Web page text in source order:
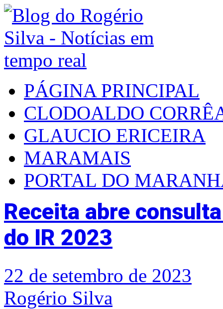
PÁGINA PRINCIPAL
CLODOALDO
GLAUCIO ERICEIRA
MARAMAIS
PORTAL DO
Receita abre
do IR 2023
22 de setembro de 2023
Rogério Silva